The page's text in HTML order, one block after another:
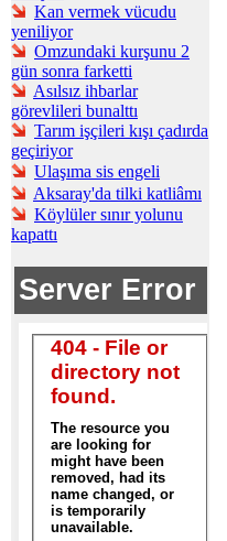
Kan vermek vücudu
yeniliyor
Omzundaki kurşunu 2
gün sonra farketti
Asılsız ihbarlar
görevlileri bunalttı
Tarım işçileri kışı çadırda
geçiriyor
Ulaşıma sis engeli
Aksaray'da tilki katliâmı
Köylüler sınır yolunu
kapattı